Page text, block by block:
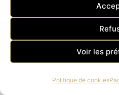
Voir les
Politique de cookies